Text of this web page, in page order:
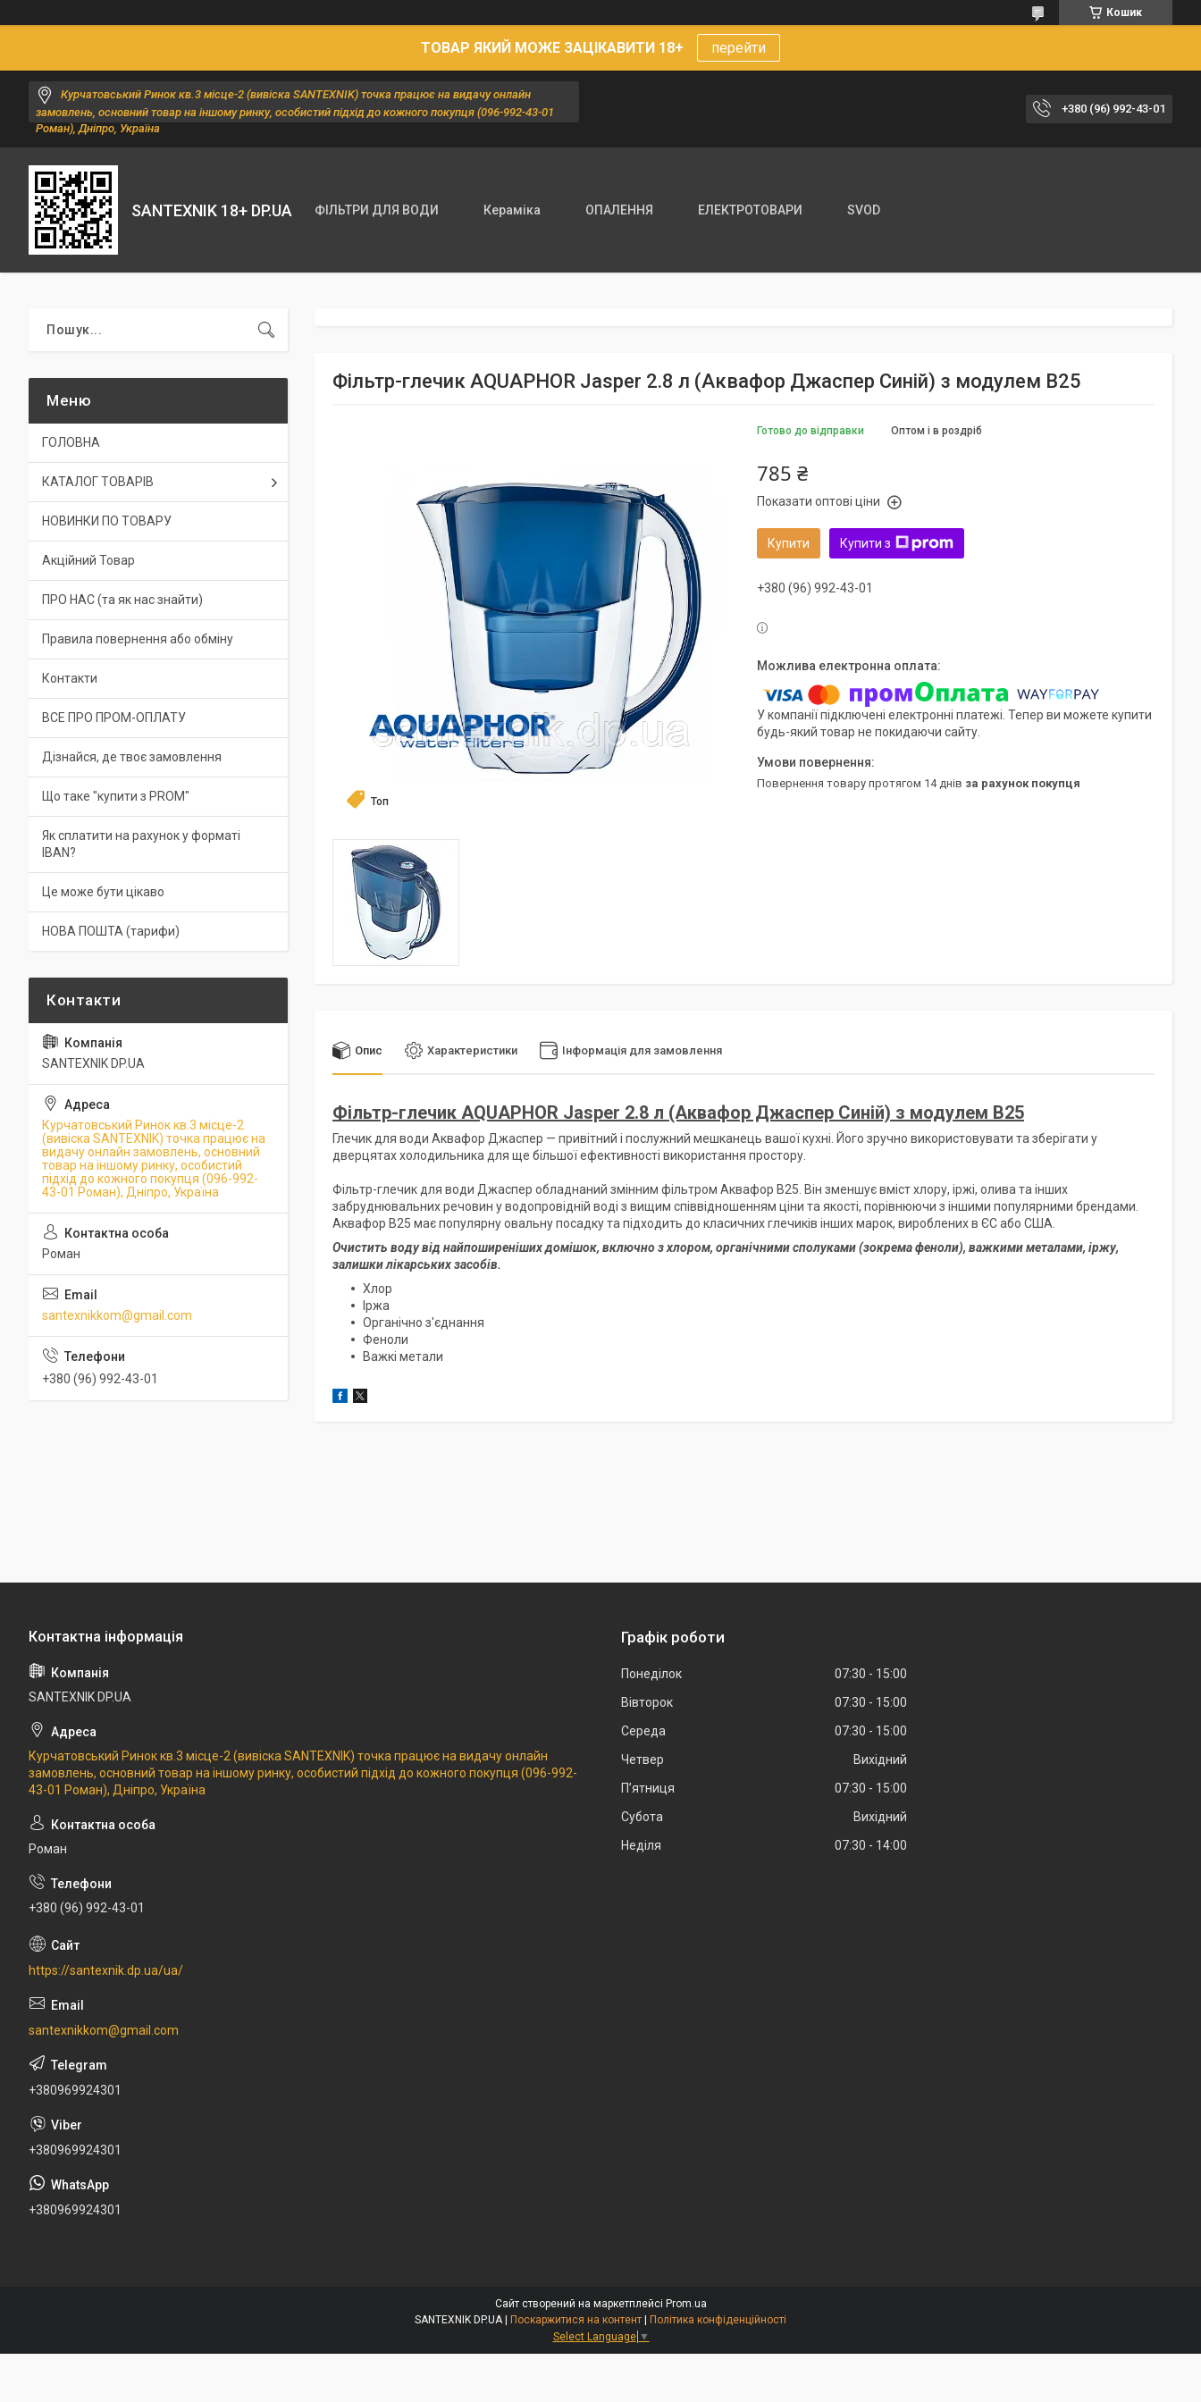
Кошик
ТОВАР ЯКИЙ МОЖЕ ЗАЦІКАВИТИ 18+ перейти
Курчатовський Ринок кв.3 місце-2 (вивіска SANTEXNIK) точка працює на видачу онлайн
замовлень, основний товар на іншому ринку, особистий підхід до кожного покупця (096-992-43-01
Роман), Дніпро, Україна
+380 (96) 992-43-01
SANTEXNIK 18+ DP.UA ФІЛЬТРИ ДЛЯ ВОДИ Кераміка ОПАЛЕННЯ ЕЛЕКТРОТОВАРИ SVOD
Фільтр-глечик AQUAPHOR Jasper 2.8 л (Аквафор Джаспер Синій) з модулем В25
Топ
Готово до відправки Оптом і в роздріб
785 ₴
Показати оптові ціни
Купити Купити з
+380 (96) 992-43-01
У компанії підключені електронні платежі. Тепер ви можете купити
будь-який товар не покидаючи сайту.
повернення товару протягом 14 днів за рахунок покупця
Опис Характеристики Інформація для замовлення
Фільтр-глечик AQUAPHOR Jasper 2.8 л (Аквафор Джаспер Синій) з модулем В25
Глечик для води Аквафор Джаспер — привітний і послужний мешканець вашої кухні. Його зручно використовувати та зберігати у
дверцятах холодильника для ще більшої ефективності використання простору.
Фільтр-глечик для води Джаспер обладнаний змінним фільтром Аквафор B25. Він зменшує вміст хлору, іржі, олива та інших
забруднювальних речовин у водопровідній воді з вищим співвідношенням ціни та якості, порівнюючи з іншими популярними брендами.
Аквафор B25 має популярну овальну посадку та підходить до класичних глечиків інших марок, вироблених в ЄС або США.
Очистить воду від найпоширеніших домішок, включно з хлором, органічними сполуками (зокрема феноли), важкими металами, іржу,
залишки лікарських засобів.
Хлор
Іржа
Органічно з'єднання
Феноли
Важкі метали
ГОЛОВНА
КАТАЛОГ ТОВАРІВ
НОВИНКИ ПО ТОВАРУ
Акційний Товар
ПРО НАС (та як нас знайти)
Правила повернення або обміну
Контакти
ВСЕ ПРО ПРОМ-ОПЛАТУ
Дізнайся, де твоє замовлення
Що таке "купити з PROM"
Як сплатити на рахунок у форматі
IBAN?
Це може бути цікаво
НОВА ПОШТА (тарифи)
SANTEXNIK DP.UA
Курчатовський Ринок кв.3 місце-2
(вивіска SANTEXNIK) точка працює на
видачу онлайн замовлень, основний
товар на іншому ринку, особистий
підхід до кожного покупця (096-992-
43-01 Роман), Дніпро, Україна
Роман
santexnikkom@gmail.com
+380 (96) 992-43-01
SANTEXNIK DP.UA
Курчатовський Ринок кв.3 місце-2 (вивіска SANTEXNIK) точка працює на видачу онлайн
замовлень, основний товар на іншому ринку, особистий підхід до кожного покупця (096-992-
43-01 Роман), Дніпро, Україна
Роман
+380 (96) 992-43-01
https://santexnik.dp.ua/ua/
santexnikkom@gmail.com
+380969924301
+380969924301
+380969924301
Графік роботи
Понеділок 07:30
15:00
Вівторок
07:30
15:00
Середа
07:30
15:00
Четвер
Вихідний
Пʼятниця
07:30
15:00
Субота
Вихідний
Неділя
07:30 14:00
Сайт створений на маркетплейсі Prom.ua
Поскаржитися на контент
Політика конфіденційності
Select Language ▼